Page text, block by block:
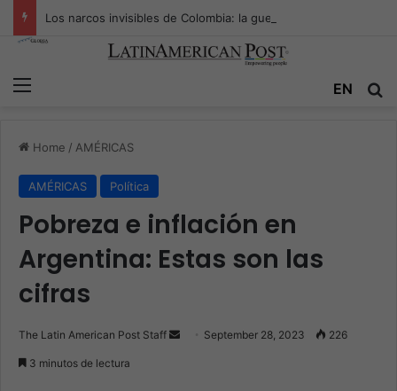
EN
Home / AMÉRICAS
AMÉRICAS Política
Pobreza e inflación en
Argentina: Estas son las
cifras
The Latin American Post Staff September 28, 2023 226
3 minutos de lectura